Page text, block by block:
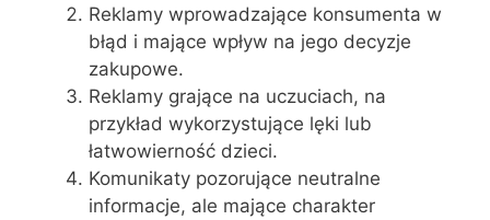
Reklamy wprowadzające konsumenta w
błąd i mające wpływ na jego decyzje
zakupowe.
Reklamy grające na uczuciach, na
przykład wykorzystujące lęki lub
łatwowierność dzieci.
Komunikaty pozorujące neutralne
informacje, ale mające charakter